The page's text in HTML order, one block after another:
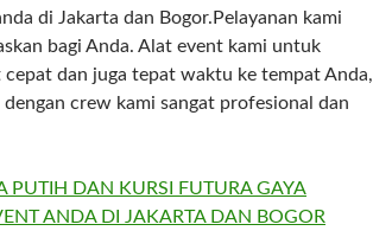
di Jakarta dan Bogor.Pelayanan kami
bagi Anda. Alat event kami untuk
cepat dan juga tepat waktu ke tempat Anda,
dengan crew kami sangat profesional dan